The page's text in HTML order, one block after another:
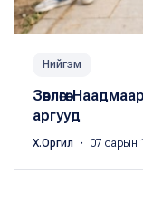
Нийгэм
Зөвлөгөө:
аргууд
Х.Оргил ・ 07 сарын